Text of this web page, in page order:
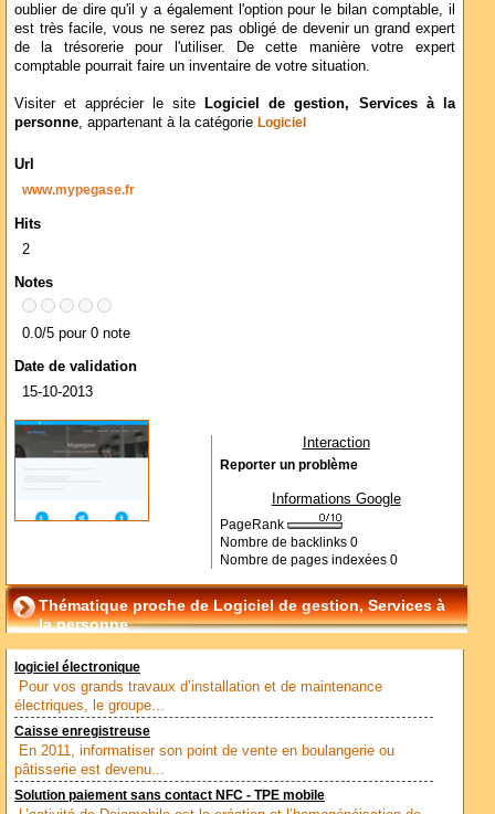
oublier de dire qu'il y a également l'option pour le bilan comptable, il
est très facile, vous ne serez pas obligé de devenir un grand expert
de la trésorerie pour l'utiliser. De cette manière votre expert
comptable pourrait faire un inventaire de votre situation.
Visiter et apprécier le site
Logiciel de gestion, Services à la
personne, appartenant à la catégorie Logiciel
Url
www.mypegase.fr
Hits
2
Notes
0.0/5 pour 0 note
Date de validation
15-10-2013
Interaction
Reporter un problème
Informations Google
PageRank
Nombre de backlinks 0
Nombre de pages indexées 0
Thématique proche de Logiciel de gestion, Services à
la personne
logiciel électronique
Pour vos grands travaux d’installation et de maintenance
électriques, le groupe...
Caisse enregistreuse
En 2011, informatiser son point de vente en boulangerie ou
pâtisserie est devenu...
Solution paiement sans contact NFC - TPE mobile